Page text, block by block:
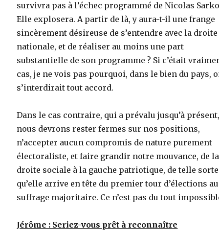
survivra pas à l’échec programmé de Nicolas
Elle explosera. A partir de là, y aura-t-il une frange
sincèrement désireuse de s’entendre avec la droite
nationale, et de réaliser au moins une part
substantielle de son programme ? Si c’était
cas, je ne vois pas pourquoi, dans le bien du pays,
s’interdirait tout accord.
Dans le cas contraire, qui a prévalu jusqu’à
nous devrons rester fermes sur nos positions,
n’accepter aucun compromis de nature purement
électoraliste, et faire grandir notre mouvance, de la
droite sociale à la gauche patriotique, de telle sorte
qu’elle arrive en tête du premier tour d’élections au
suffrage majoritaire. Ce n’est pas du tout
Jérôme : Seriez-vous prêt à reconnaître